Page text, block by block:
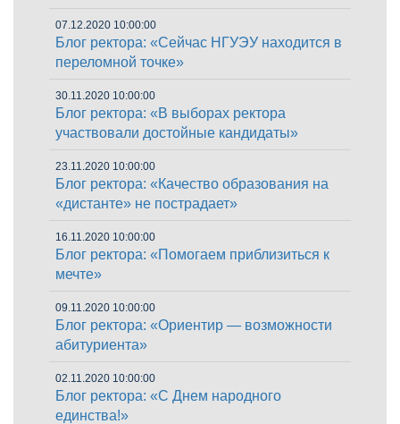
07.12.2020 10:00:00
Блог ректора: «Сейчас НГУЭУ находится в
переломной точке»
30.11.2020 10:00:00
Блог ректора: «В выборах ректора
участвовали достойные кандидаты»
23.11.2020 10:00:00
Блог ректора: «Качество образования на
«дистанте» не пострадает»
16.11.2020 10:00:00
Блог ректора: «Помогаем приблизиться к
мечте»
09.11.2020 10:00:00
Блог ректора: «Ориентир — возможности
абитуриента»
02.11.2020 10:00:00
Блог ректора: «С Днем народного
единства!»